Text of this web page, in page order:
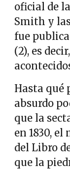
oficial de
Smith y
fue
(2), es
Hasta qué
absurdo
que la
en 1830,
del Libro
que la